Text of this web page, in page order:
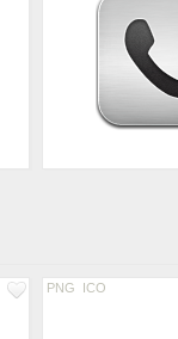
PNG ICO